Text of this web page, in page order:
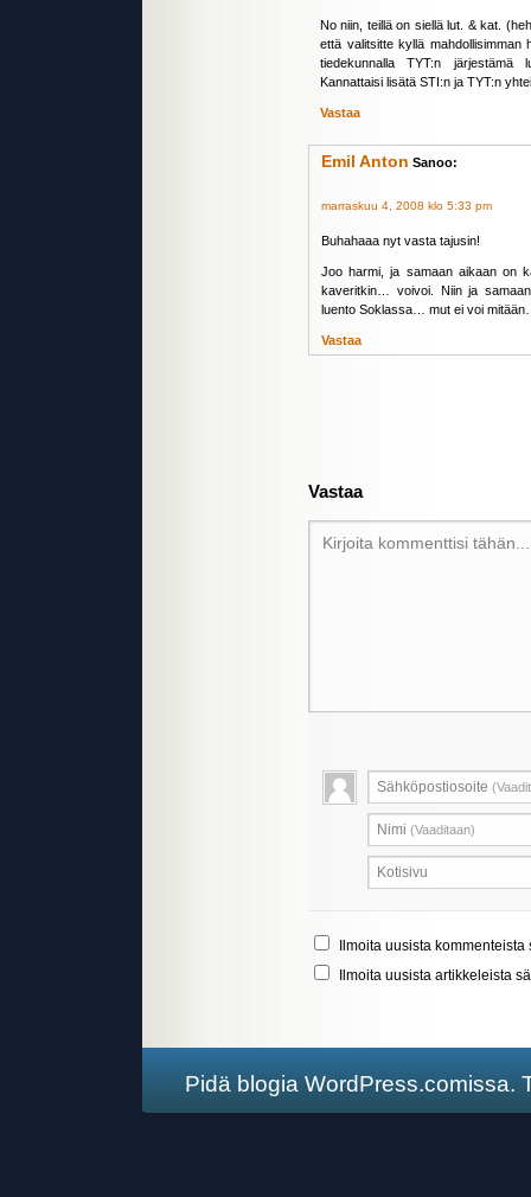
No niin, teillä on siellä lut. & kat.
että valitsitte kyllä mahdollisimman
tiedekunnalla TYT:n järjestämä
Kannattaisi lisätä STI:n ja TYT:n
Vastaa
Emil Anton Sanoo:
marraskuu 4, 2008 klo 5:33 pm
Buhahaaa nyt vasta tajusin!
Joo harmi, ja samaan aikaan on
kaveritkin… voivoi. Niin ja
luento Soklassa… mut ei voi
Vastaa
Vastaa
Kirjoita kommenttisi tähän...
Sähköpostiosoite
Nimi (Vaaditaan)
Kotisivu
Ilmoita uusista
Ilmoita uusista artikkeleista
Pidä blogia WordPress.comissa.